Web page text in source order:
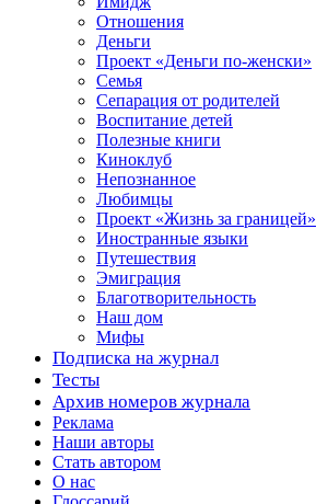
Отношения
Деньги
Проект «Деньги по-женски»
Семья
Сепарация от родителей
Воспитание детей
Полезные книги
Киноклуб
Непознанное
Любимцы
Проект «Жизнь за границей»
Иностранные языки
Путешествия
Эмиграция
Благотворительность
Наш дом
Мифы
Подписка на журнал
Тесты
Архив номеров журнала
Реклама
Наши авторы
Стать автором
О нас